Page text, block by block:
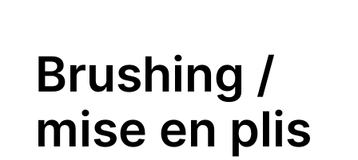
Brushing /
mise en plis